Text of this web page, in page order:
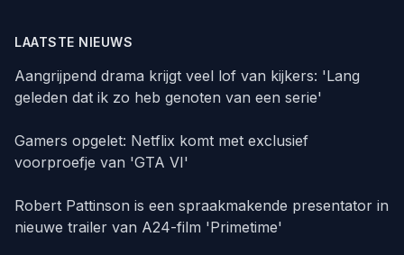
LAATSTE NIEUWS
Aangrijpend drama krijgt veel lof van kijkers: 'Lang
geleden dat ik zo heb genoten van een serie'
Gamers opgelet: Netflix komt met exclusief
voorproefje van 'GTA VI'
Robert Pattinson is een spraakmakende presentator in
nieuwe trailer van A24-film 'Primetime'